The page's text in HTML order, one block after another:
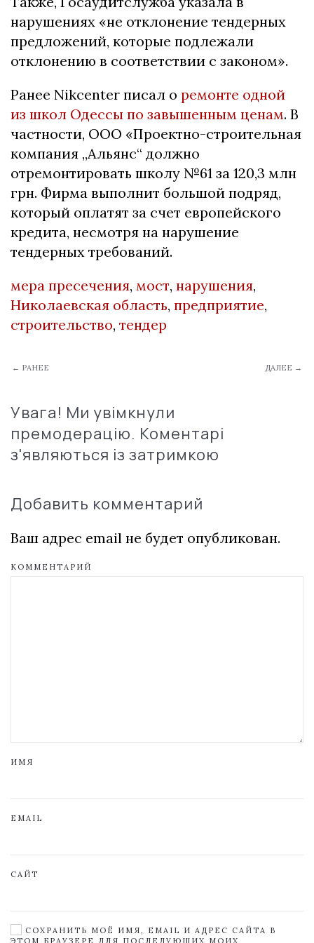
нарушениях «не отклонение тендерных
предложений, которые подлежали
отклонению в соответствии с законом».
Ранее Nikcenter писал о ремонте одной
из школ Одессы по завышенным ценам. В
частности, ООО «Проектно-строительная
компания „Альянс“ должно
отремонтировать школу №61 за 120,3 млн
грн. Фирма выполнит большой подряд,
который оплатят за счет европейского
кредита, несмотря на нарушение
тендерных требований.
мера пресечения, мост, нарушения,
Николаевская область, предприятие,
строительство, тендер
← РАНЕЕ ДАЛЕЕ →
Увага! Ми увімкнули
премодерацію. Коментарі
з'являються із затримкою
Добавить комментарий
Ваш адрес email не будет опубликован.
КОММЕНТАРИЙ
ИМЯ
EMAIL
САЙТ
СОХРАНИТЬ МОЁ ИМЯ, EMAIL И АДРЕС САЙТА В
ЭТОМ БРАУЗЕРЕ ДЛЯ ПОСЛЕДУЮЩИХ МОИХ